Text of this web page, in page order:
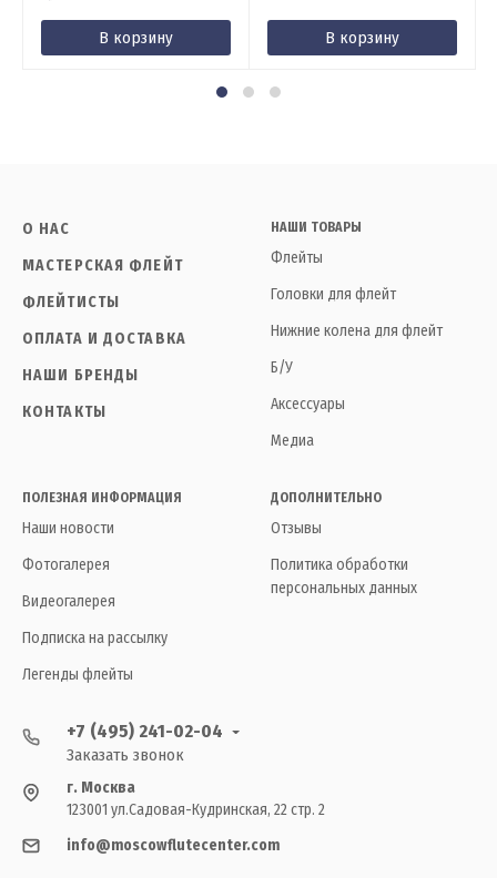
В корзину В корзину
О НАС
МАСТЕРСКАЯ ФЛЕЙТ
ФЛЕЙТИСТЫ
ОПЛАТА И ДОСТАВКА
НАШИ БРЕНДЫ
КОНТАКТЫ
НАШИ ТОВАРЫ
Флейты
Головки для флейт
Нижние колена для флейт
Б/У
Аксессуары
Медиа
ПОЛЕЗНАЯ ИНФОРМАЦИЯ
Наши новости
Фотогалерея
Видеогалерея
Подписка на рассылку
Легенды флейты
ДОПОЛНИТЕЛЬНО
Отзывы
Политика обработки
персональных данных
+7 (495) 241-02-04
Заказать звонок
г. Москва
123001 ул.Садовая-Кудринская, 22 стр. 2
info@moscowflutecenter.com